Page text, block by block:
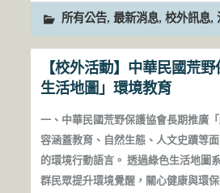
所有公告, 最新消息, 校外訊息,
【校外活動】中華民國荒
生活地圖」環境教育
一、中華民國荒野保護協會長期推廣
容涵蓋教育、自然生態、人文史蹟等
的環境行動語言。 透過綠色生活地圖
群民眾提升環境覺醒，關心健康與環